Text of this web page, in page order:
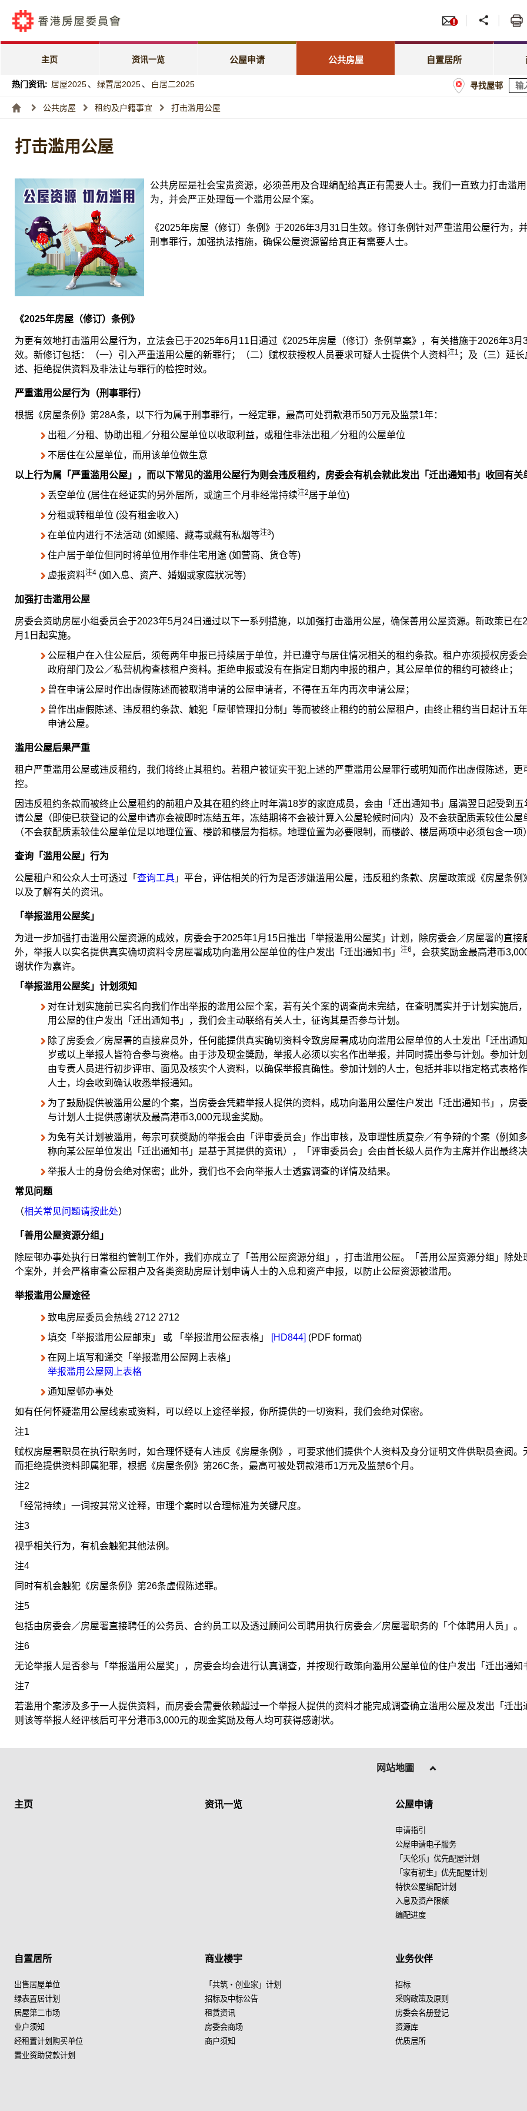
主页 资讯一览 公屋申请
「天伦乐」优先配屋计划
公共房屋
租金相关事宜 自置居所
绿表置居计划
居屋第二市场
招
房委
热门资讯: 居屋2025、 绿置居2025、 白居二2025 寻找屋邨
公共房屋 租约及户籍事宜 打击滥用公屋
打击滥用公屋
公共房屋是社会宝贵资源，必须善用及合理编配给真正有需要人士。我们一直致力打击滥
为，并会严正处理每一个滥用公屋个案。
《2025年房屋（修订）条例》于2026年3月31日生效。修订条例针对严重滥用公屋行为，
刑事罪行，加强执法措施，确保公屋资源留给真正有需要人士。
《2025年房屋（修订）条例》
为更有效地打击滥用公屋行为，立法会已于2025年6月11日通过《2025年房屋（修订）条例草案》，有关措施于2026年3月
效。新修订包括：（一）引入严重滥用公屋的新罪行；（二）赋权获授权人员要求可疑人士提供个人资料注1 ；及（三）延
述、拒绝提供资料及非法让与罪行的检控时效。
严重滥用公屋行为（刑事罪行）
根据《房屋条例》第28A条，以下行为属于刑事罪行，一经定罪，最高可处罚款港币50万元及监禁1年：
出租／分租、协助出租／分租公屋单位以收取利益，或租住非法出租／分租的公屋单位
不居住在公屋单位，而用该单位做生意
以上行为属「严重滥用公屋」，而以下常见的滥用公屋行为则会违反租约，房委会有机会就此发出「迁出通知书」收回有关
丢空单位 (居住在经证实的另外居所，或逾三个月非经常持续注2居于单位)
分租或转租单位 (没有租金收入)
在单位内进行不法活动 (如聚赌、藏毒或藏有私烟等注3)
住户居于单位但同时将单位用作非住宅用途 (如营商、货仓等)
虚报资料注4 (如入息、资产、婚姻或家庭狀况等)
加强打击滥用公屋
房委会资助房屋小组委员会于2023年5月24日通过以下一系列措施，以加强打击滥用公屋，确保善用公屋资源。新政策已在
月1日起实施。
公屋租户在入住公屋后，须每两年申报已持续居于单位，并已遵守与居住情况相关的租约条款。租户亦须授权房委
政府部门及公／私营机构查核租户资料。拒绝申报或没有在指定日期内申报的租户，其公屋单位的租约可被终止；
曾在申请公屋时作出虚假陈述而被取消申请的公屋申请者，不得在五年内再次申请公屋；
曾作出虚假陈述、违反租约条款、触犯「屋邨管理扣分制」等而被终止租约的前公屋租户，由终止租约当日起计五
申请公屋。
滥用公屋后果严重
租户严重滥用公屋或违反租约，我们将终止其租约。若租户被证实干犯上述的严重滥用公屋罪行或明知而作出虚假陈述，更
控。
因违反租约条款而被终止公屋租约的前租户及其在租约终止时年满18岁的家庭成员，会由「迁出通知书」届满翌日起受到五
请公屋（即使已获登记的公屋申请亦会被即时冻结五年，冻结期将不会被计算入公屋轮候时间内）及不会获配质素较佳公屋
（不会获配质素较佳公屋单位是以地理位置、楼龄和楼层为指标。地理位置为必要限制，而楼龄、楼层两项中必须包含一项
查询「滥用公屋」行为
公屋租户和公众人士可透过「 查询工具 」平台，评估相关的行为是否涉嫌滥用公屋，违反租约条款、房屋政策或《房屋条例
以及了解有关的资讯。
「举报滥用公屋奖」
为进一步加强打击滥用公屋资源的成效，房委会于2025年1月15日推出「举报滥用公屋奖」计划，除房委会／房屋署的直接
外，举报人以实名提供真实确切资料令房屋署成功向滥用公屋单位的住户发出「迁出通知书」 注6 ，会获奖励金最高港币
谢状作为嘉许。
「举报滥用公屋奖」计划须知
对在计划实施前已实名向我们作出举报的滥用公屋个案，若有关个案的调查尚未完结，在查明属实并于计划实施后
用公屋的住户发出「迁出通知书」，我们会主动联络有关人士，征询其是否参与计划。
除了房委会／房屋署的直接雇员外，任何能提供真实确切资料令致房屋署成功向滥用公屋单位的人士发出「迁出通
岁或以上举报人皆符合参与资格。由于涉及现金奬励，举报人必须以实名作出举报，并同时提出参与计划。参加计
由专责人员进行初步评审、面见及核实个人资料，以确保举报真确性。参加计划的人士，包括并非以指定格式表格
人士，均会收到确认收悉举报通知。
为了鼓励提供被滥用公屋的个案，当房委会凭籍举报人提供的资料，成功向滥用公屋住户发出「迁出通知书」，房
与计划人士提供感谢状及最高港币3,000元现金奖励。
为免有关计划被滥用，每宗可获奬励的举报会由「评审委员会」作出审核，及审理性质复杂／有争辩的个案（例如
称向某公屋单位发出「迁出通知书」是基于其提供的资讯），「评审委员会」会由首长级人员作为主席并作出最终决
举报人士的身份会绝对保密；此外，我们也不会向举报人士透露调查的详情及结果。
常见问题
（相关常见问题请按此处）
「善用公屋资源分组」
除屋邨办事处执行日常租约管制工作外，我们亦成立了「善用公屋资源分组」，打击滥用公屋。「善用公屋资源分组」除处
个案外，并会严格审查公屋租户及各类资助房屋计划申请人士的入息和资产申报，以防止公屋资源被滥用。
举报滥用公屋途径
致电房屋委员会热线 2712 2712
填交「举报滥用公屋邮柬」 或 「举报滥用公屋表格」
[HD844] (PDF format)
在网上填写和递交「举报滥用公屋网上表格」
举报滥用公屋网上表格
通知屋邨办事处
如有任何怀疑滥用公屋线索或资料，可以经以上途径举报，你所提供的一切资料，我们会绝对保密。
注1
赋权房屋署职员在执行职务时，如合理怀疑有人违反《房屋条例》，可要求他们提供个人资料及身分证明文件供职员查阅。
而拒绝提供资料即属犯罪，根据《房屋条例》第26C条，最高可被处罚款港币1万元及监禁6个月。
注2
「经常持续」一词按其常义诠释，审理个案时以合理标准为关键尺度。
注3
视乎相关行为，有机会触犯其他法例。
注4
同时有机会触犯《房屋条例》第26条虚假陈述罪。
注5
包括由房委会／房屋署直接聘任的公务员、合约员工以及透过顾问公司聘用执行房委会／房屋署职务的「个体聘用人员」。
注6
无论举报人是否参与「举报滥用公屋奖」，房委会均会进行认真调查，并按现行政策向滥用公屋单位的住户发出「迁出通知
注7
若滥用个案涉及多于一人提供资料，而房委会需要依赖超过一个举报人提供的资料才能完成调查确立滥用公屋及发出「迁出
则该等举报人经评核后可平分港币3,000元的现金奖励及每人均可获得感谢状。
网站地圖
主页 资讯一览 公屋申请
申请指引
公屋申请电子服务
「天伦乐」优先配屋计划
「家有初生」优先配屋计划
特快公屋编配计划
入息及资产限额
编配进度
自置居所
出售居屋单位
绿表置居计划
居屋第二市场
业户须知
经租置计划购买单位
置业资助贷款计划
商业楼宇
「共筑・创业家」计划
招标及中标公告
租赁资讯
房委会商场
商户须知
业务伙伴
招标
采购政策及原则
房委会名册登记
资源库
优质居所